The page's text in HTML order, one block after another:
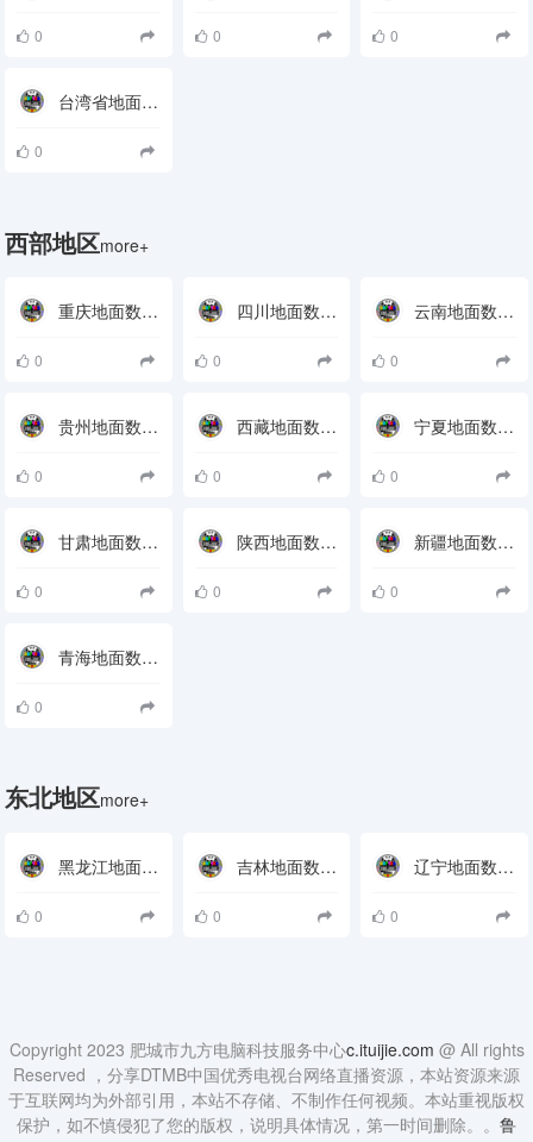
0 0 0
台湾省地面数字电视接收参数
0
西部地区more+
重庆地面数字电视接收参数
0
四川地面数字电视接收参数
0
云南地面数字电视接收参数
0
贵州地面数字电视接收参数
0
西藏地面数字电视接收参数
0
宁夏地面数字电视接收参数
0
甘肃地面数字电视接收参数
0
陕西地面数字电视接收参数
0
新疆地面数字电视接收参数
0
青海地面数字电视接收参数
0
东北地区more+
黑龙江地面数字电视接收参数
0
吉林地面数字电视接收参数
0
辽宁地面数字电视接收参数
0
Copyright 2023 肥城市九方电脑科技服务中心c.ituijie.com @ All rights
Reserved ，分享DTMB中国优秀电视台网络直播资源，本站资源来源
于互联网均为外部引用，本站不存储、不制作任何视频。本站重视版权
保护，如不慎侵犯了您的版权，说明具体情况，第一时间删除。。 鲁